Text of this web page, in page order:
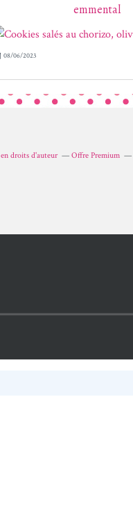
emmental
08/06/2023
droits d'auteur Offre Premium